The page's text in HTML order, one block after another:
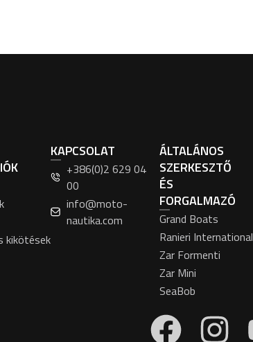
kikötések
KAPCSOLAT
+386(0)2 629 04
00
info@moto-
nautika.com
ÁLTALÁNOS
SZERKESZTŐ
ÉS
FORGALMAZÓ
Grand Boats
Ranieri International
Zar Formenti
Zar Mini
SeaBob